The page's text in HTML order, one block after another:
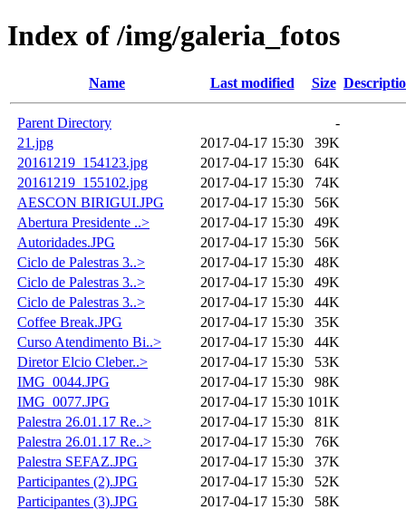
Index of /img/galeria_fotos
Name Last modified Size
Parent Directory
-
21.jpg
2017-04-17 15:30
39K
20161219_154123.jpg
2017-04-17 15:30
64K
20161219_155102.jpg
2017-04-17 15:30
74K
AESCON BIRIGUI.JPG
2017-04-17 15:30
56K
Abertura Presidente ..>
2017-04-17 15:30
49K
Autoridades.JPG
2017-04-17 15:30
56K
Ciclo de Palestras 3..>
2017-04-17 15:30
48K
Ciclo de Palestras 3..>
2017-04-17 15:30
49K
Ciclo de Palestras 3..>
2017-04-17 15:30
44K
Coffee Break.JPG
2017-04-17 15:30
35K
Curso Atendimento Bi..>
2017-04-17 15:30
44K
Diretor Elcio Cleber..>
2017-04-17 15:30
53K
IMG_0044.JPG
2017-04-17 15:30
98K
IMG_0077.JPG
2017-04-17 15:30 101K
Palestra 26.01.17 Re..>
2017-04-17 15:30
81K
Palestra 26.01.17 Re..>
2017-04-17 15:30
76K
Palestra SEFAZ.JPG
2017-04-17 15:30
37K
Participantes (2).JPG
2017-04-17 15:30
52K
Participantes (3).JPG
2017-04-17 15:30
58K